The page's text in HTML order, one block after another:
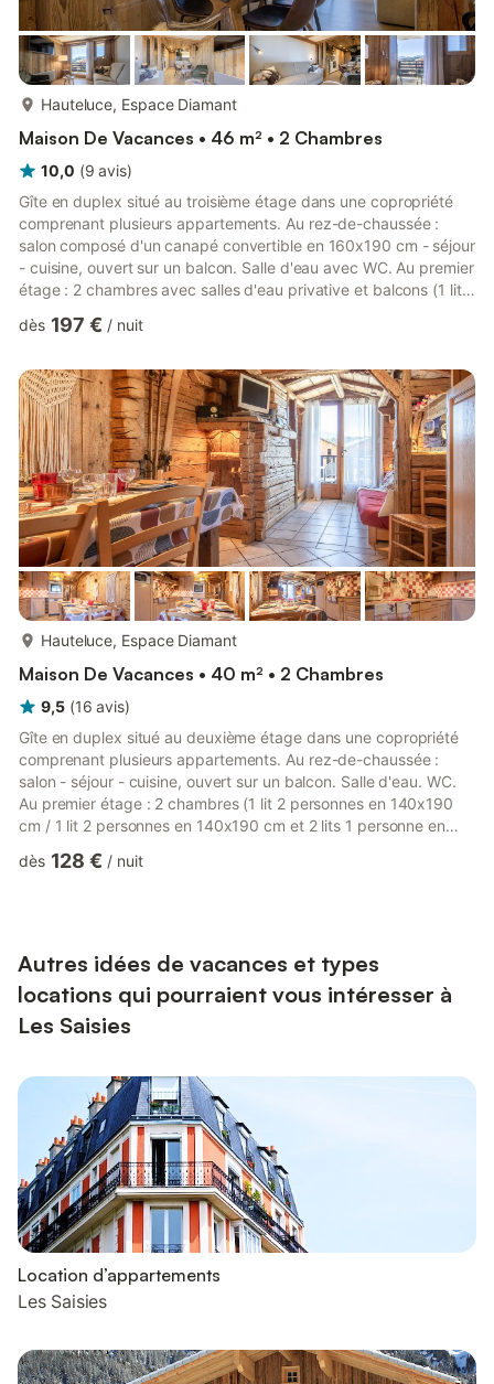
Hauteluce, Espace Diamant
Maison De Vacances • 46 m² • 2 Chambres
10,0 (9 avis)
Gîte en duplex situé au troisième étage dans une copropriété
comprenant plusieurs appartements. Au rez-de-chaussée :
salon composé d'un canapé convertible en 160x190 cm - séjour
- cuisine, ouvert sur un balcon. Salle d'eau avec WC. Au premier
étage : 2 chambres avec salles d'eau privative et balcons (1 lit 2
WC. TV dans chaque chambre. Place de parking privative.
ouvrent les portes de leur appartement familial entièrement
rénové avec goût. Le gîte s'ouvre sur une belle pièce...
dès 197 € / nuit
Hauteluce, Espace Diamant
Maison De Vacances • 40 m² • 2 Chambres
9,5 (16 avis)
Gîte en duplex situé au deuxième étage dans une copropriété
comprenant plusieurs appartements. Au rez-de-chaussée :
salon - séjour - cuisine, ouvert sur un balcon. Salle d'eau. WC.
Au premier étage : 2 chambres (1 lit 2 personnes en 140x190
cm / 1 lit 2 personnes en 140x190 cm et 2 lits 1 personne en
à skis. Navette ski à 200m. Claudie et Patrice, vous ouvrent les
dès 128 € / nuit
Autres idées de vacances et types
locations qui pourraient vous intéresser à
Les Saisies
Location d’appartements
Les Saisies